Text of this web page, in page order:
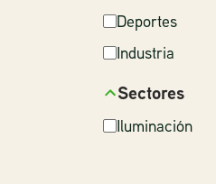
Deportes
Industria
Sectores
Iluminación